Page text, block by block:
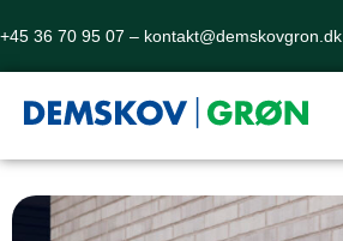
+45 36 70 95 07 – kontakt@demskovgron.dk